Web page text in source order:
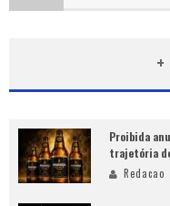
Proibida
trajetória
Redacao